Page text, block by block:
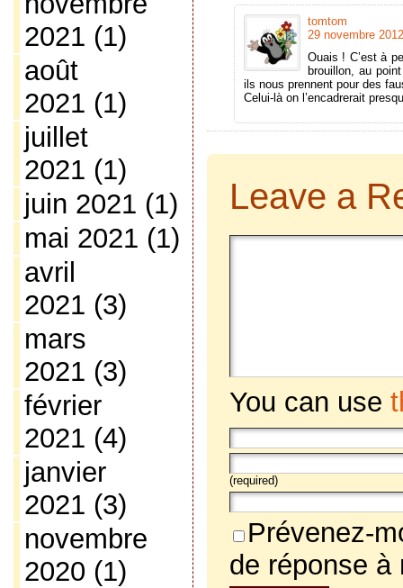
2021 (1)
août
2021 (1)
juillet
2021 (1)
juin 2021 (1)
mai 2021 (1)
avril
2021 (3)
mars
2021 (3)
février
2021 (4)
janvier
2021 (3)
novembre
2020 (1)
tomtom
29 novembre
Ouais ! C’est à
brouillon, au
ils nous prennent pour des
Celui-là on l’encadrerait
Leave a
You can use
(required)
Prévenez-
de réponse à